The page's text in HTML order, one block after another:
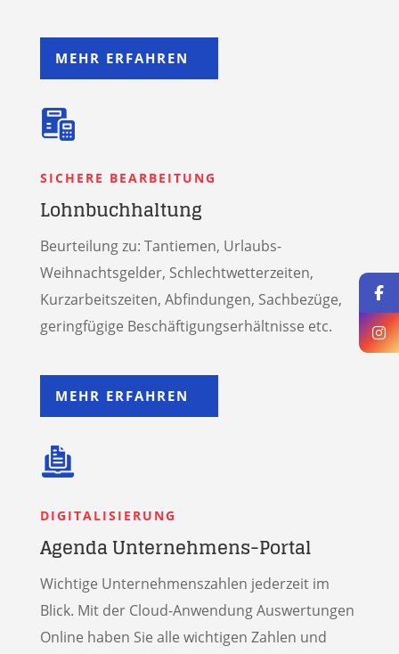
MEHR ERFAHREN
SICHERE BEARBEITUNG
Lohnbuchhaltung
Beurteilung zu: Tantiemen, Urlaubs-
Weihnachtsgelder, Schlechtwetterzeiten,
Kurzarbeitszeiten, Abfindungen, Sachbezüge,
geringfügige Beschäftigungserhältnisse etc.
MEHR ERFAHREN
DIGITALISIERUNG
Agenda Unternehmens-Portal
Wichtige Unternehmenszahlen jederzeit im
Blick. Mit der Cloud-Anwendung Aus­wertungen
Online haben Sie alle wichtigen Zahlen und